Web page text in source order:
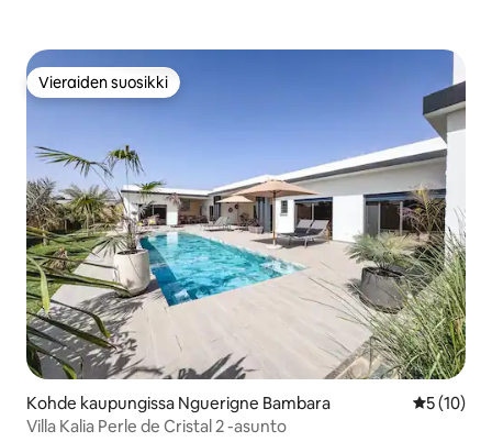
Vieraiden suosikki
Vieraiden suosikki
Kohde kaupungissa Nguerigne Bambara
5 (10)
Villa Kalia Perle de Cristal 2 -asunto